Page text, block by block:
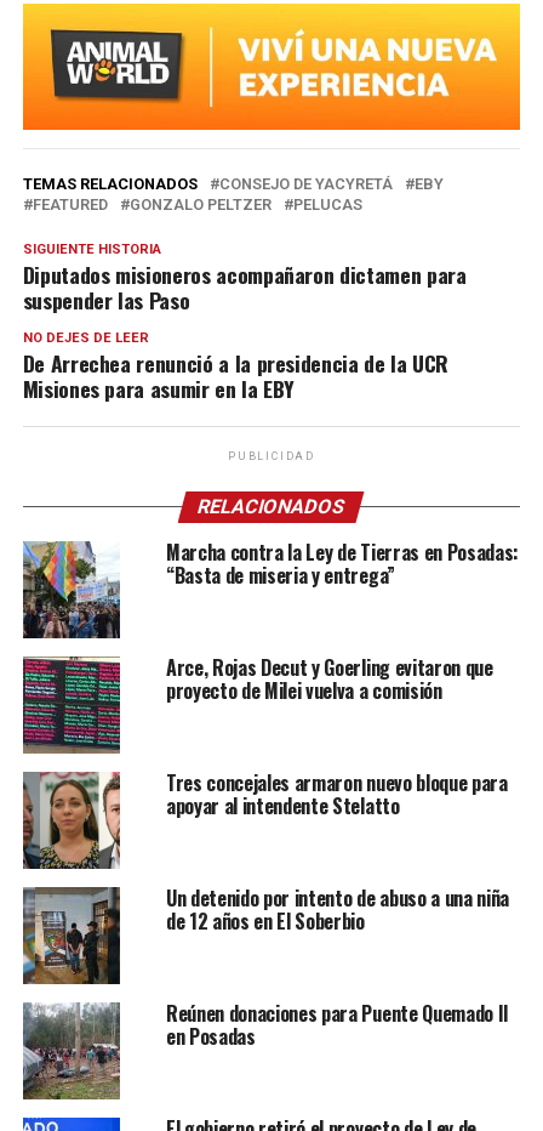
TEMAS RELACIONADOS CONSEJO DE YACYRETÁ
EBY
FEATURED
GONZALO PELTZER PELUCAS
SIGUIENTE HISTORIA
Diputados misioneros acompañaron dictamen para
suspender las Paso
NO DEJES DE LEER
De Arrechea renunció a la presidencia de la UCR
Misiones para asumir en la EBY
PUBLICIDAD
RELACIONADOS
Marcha contra la Ley de Tierras en Posadas:
“Basta de miseria y entrega”
Arce, Rojas Decut y Goerling evitaron que
proyecto de Milei vuelva a comisión
Tres concejales armaron nuevo bloque para
apoyar al intendente Stelatto
Un detenido por intento de abuso a una niña
de 12 años en El Soberbio
Reúnen donaciones para Puente Quemado II
en Posadas